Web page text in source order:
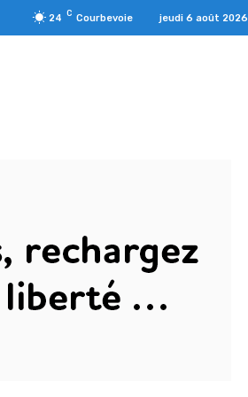
24 C Courbevoie jeudi 6 août 2026